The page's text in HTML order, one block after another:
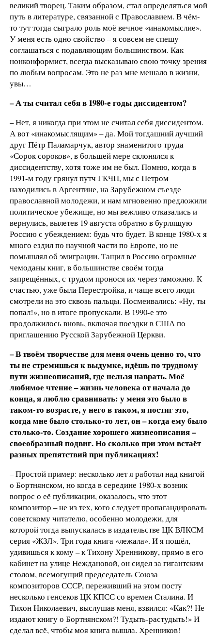
великий творец. Таким образом, стал определяться мой
путь в литературе, связанной с Православием. В чём-
то тут тогда сыграло роль моё вечное «инакомыслие».
У меня есть одно свойство – я совсем не спешу
соглашаться с подавляющим большинством. Как
нонконформист, всегда высказываю свою точку зрения
по любым вопросам. Это не раз мне мешало в жизни,
увы…
– А ты считал себя в 1980-е годы диссидентом?
– Нет, я никогда при этом не считал себя диссидентом.
А вот «инакомыслящим» – да. Мой тогдашний лучший
друг Пётр Паламарчук, автор знаменитого труда
«Сорок сороков», в большей мере склонялся к
диссидентству, хотя тоже им не был. Помню, когда в
1991-м году грянул путч ГКЧП, мы с Петром
находились в Аргентине, на Зарубежном съезде
православной молодежи, и нам мгновенно предложили
политическое убежище, но мы вежливо отказались и
вернулись, вылетев 19 августа обратно в бурлящую
Россию с убеждением: будь что будет. В конце 1980-х я
много ездил по научной части по Европе, но не
помышлял об эмиграции. Тащил в Россию огромные
чемоданы книг, в большинстве своём тогда
запрещённых, с трудом пронося их через таможню. К
счастью, уже была Перестройка, и чаще всего люди
смотрели на это сквозь пальцы. Посмеивались: «Ну, ты
попал!», но в итоге пропускали. В 1990-е это
продолжилось вновь, включая поездки в США по
приглашению Русской Зарубежной Церкви.
– В твоём творчестве для меня очень ценно то, что
ты не стремишься к выдумке, идёшь по трудному
пути жизнеописаний, где нельзя наврать. Моё
любимое чтение – жизнь человека от начала до
конца, я люблю сравнивать: у меня это было в
таком-то возрасте, у него в таком, я постиг это,
когда мне было столько-то лет, он – когда ему было
столько-то. Создание хорошего жизнеописания –
своеобразный подвиг. Но сколько при этом встаёт
разных препятствий при публикациях!
– Простой пример: несколько лет я работал над книгой
о Бортнянском, но когда в середине 1980-х возник
вопрос о её публикации, оказалось, что этот
композитор – не из тех, кого следует пропагандировать
советскому читателю, особенно молодежи, для
которой тогда выпускалась в издательстве ЦК ВЛКСМ
серия «ЖЗЛ». Три года книга «лежала». И я пошёл,
удивишься к кому – к Тихону Хренникову, прямо в его
кабинет на улице Неждановой, он сидел за гигантским
столом, всемогущий председатель Союза
композиторов СССР, переживший на этом посту
несколько генсеков ЦК КПСС со времен Сталина. И
Тихон Николаевич, выслушав меня, взвился: «Как?! Не
издают книгу о Бортнянском?! Тудыть-растудыть!» И
сделал всё, чтобы моя книга вышла. Хренников!